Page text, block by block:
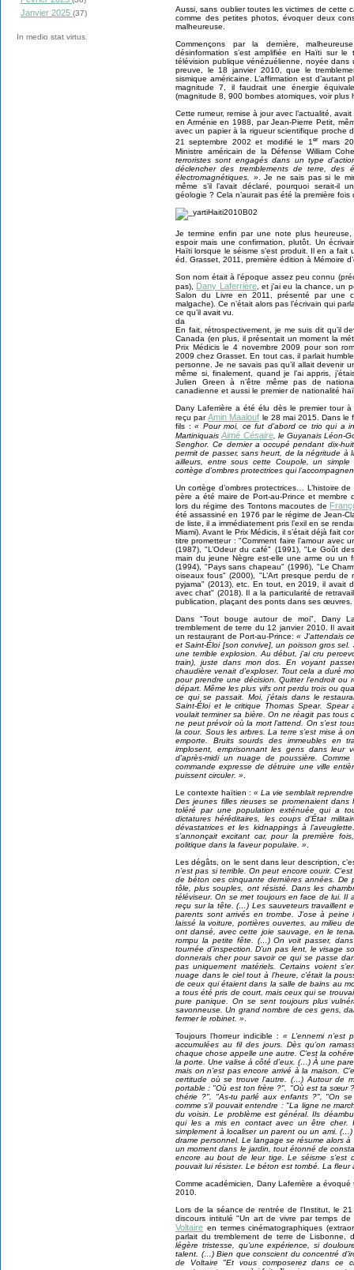
Janvier 2025 (37)
In medio stat virtus.
Aussi, sans oublier toutes les victimes de cette
comme des petites photos, évoquer deux
malheureuse.
Commençons par la dernière,
désinformation s’est amplifiée en Haïti sur
télévision publique vénézuélienne, noyée dans
preuve, le 18 janvier 2010, que le
sismique américaine. L’affirmation est
magnitude 7, il faudrait une énergie
(magnitude 8, 900 bombes atomiques, voir plus
Cette rumeur, remise à jour avec l’actualité,
en Arménie en 1988, par Jean-Pierre Petit,
avec un papier à la rigueur scientifique proche
21 septembre 2002 et modifié le 1er mars
Ministre américain de la Défense William
terroristes sont engagés dans un type
déclencher des tremblements de terre, des
électromagnétiques. » . Je ne sais pas si le
même s’il l’avait déclaré, pourquoi serait-il
géologie ? Cela n’aurait pas été la première fois
Je termine enfin par une note plus heureuse,
espoir mais une confirmation, plutôt. Un
Haïti lorsque le séisme s’est produit. Il en a
éd. Grasset, 2011, première édition à Mémoire
Son nom était à l’époque assez peu connu
pas), Dany Laferrière, et j’ai eu la chance, un
Salon du Livre en 2011, présenté par une
malgache). Ce n’était alors pas l’écrivain qui
ce qu’il avait vu.
da
En fait, rétrospectivement, je me suis dit qu’il
Canada (en plus, il présentait un moment la
Prix Médicis le 4 novembre 2009 pour son
2009 chez Grasset. En tout cas, il parlait
personne. Je ne savais pas qu’il allait devenir
même si, finalement, quand je l’ai appris,
Julien Green à n’être même pas de
canadienne et aussi le premier de nationalité
Dany Laferrière a été élu dès le premier tour
reçu parAmin Maalouf le 28 mai 2015. Dans le
fils :« Pour moi, ce fut d’abord ce trio qui a
MartiniquaisAimé Césaire, le Guyanais Léon-
Senghor. Ce dernier a occupé pendant dix-
permit de passer, sans heurt, de la négritude à
ailleurs, entre sous cette Coupole, un
cortège d’ombres protectrices qui
Un cortège d’ombres protectrices… L’histoire
père a été maire de Port-au-Prince et membre
lors du régime des Tontons macoutes de
été assassiné en 1976 par le régime de Jean-
de liste, il a immédiatement pris l’exil en se
Miami). Avant le Prix Médicis, il s’était déjà fait
titre prometteur : "Comment faire l’amour avec
(1987), "L’Odeur du café" (1991), "Le Goût
main du jeune Nègre est-elle une arme ou un
(1994), "Pays sans chapeau" (1996), "Le
oiseaux fous" (2000), "L’Art presque perdu
pyjama" (2013), etc. En tout, en 2019, il avait
avec chat" (2018). Il a la particularité de
publication, plaçant des ponts dans ses œuvres.
Dans "Tout bouge autour de moi", Dany
tremblement de terre du 12 janvier 2010. Il
un restaurant de Port-au-Prince:« J’attendais
et Saint-Éloi [son convive], un poisson gros sel.
une terrible explosion. Au début, j’ai cru
train), juste dans mon dos. En voyant
chaudière venait d’exploser. Tout cela a duré
pour prendre une décision. Quitter l’endroit
départ. Même les plus vifs ont perdu trois ou
ce qui se passait. Moi, j’étais dans le
Saint-Éloi et le critique Thomas Spear. Spear
voulait terminer sa bière. On ne réagit pas
ne peut prévoir où la mort l’attend. On s’est
la cour. Sous les arbres. La terre s’est mise à
emporte. Bruits sourds des immeubles en
implosent, emprisonnant les gens dans leur
d’après-midi un nuage de poussière.
commande expresse de détruire une ville
puissent circuler. »
Le contexte haïtien : « La vie semblait
Des jeunes filles rieuses se promenaient
toléré par une population exténuée qui a
dictatures héréditaires, les coups d’État
dévastatrices et les kidnappings à
s’annonçait excitant car, pour la première
politique dans la faveur populaire. »
Les dégâts, on le sent dans leur description,
n’est pas si terrible. On peut encore courir.
de béton ces cinquante dernières années. De
tôle, plus souples, ont résisté. Dans les
téléviseur. On se met toujours en face de lui. Il
reçu sur la tête. (…) Les sauveteurs travaillent
parents sont arrivés en trombe. J’ose à
laissé la voiture, portières ouvertes, au milieu
ont dansé, avec cette joie sauvage, en le
rompu la petite fête. (…) On voit passer,
tournée d’inspection. D’un pas lent, le visage
donnerais cher pour savoir ce qui se passe
pas uniquement matériels. Certains voient
nuage dans le ciel tout à l’heure, c’était la
de ceux qui étaient dans la salle de bains au
a tous été pris de court, mais ceux qui se
pure panique. On se sent toujours plus
savonneuse. Un grand nombre de ces gens,
fermer le robinet. »
Toujours l’horreur indicible : « L’ennemi n’est
accumulées au fil des jours. Dès qu’on
chaque chose appelle une autre. C’est la
la porte. Une valise à côté d’eux. (…) À une
mais on n’est pas encore arrivé à la maison.
certitude où se trouve l’autre. (…) Autour de
portable : "Où est ton frère ?", "Où est ta sœur
chérie ?", "As-tu parlé aux enfants ?", "On
comme s’il pouvait entendre : "La ligne ne
du voisin. Le problème est général. Ils
qui les a mis en contact avec un être cher.
simplement à localiser un parent ou un ami.
drame personnel. Le langage se résume alors
un moment dans le jardin, tout étonné de
encore au bout de leur tige. Le séisme
pouvait lui résister. Le béton est tombé. La fleur
Comme académicien, Dany Laferrière a
2010.
Lors de la séance de rentrée de l’Institut, le
discours intitulé "Un art de vivre par temps
Voltaire en termes cinématographiques
parlait du tremblement de terre de Lisbonne,
légère tristesse, qu’une expérience, si
talent. (…) Bien que conscient du concentré
de Voltaire "Et vous composerez dans ce